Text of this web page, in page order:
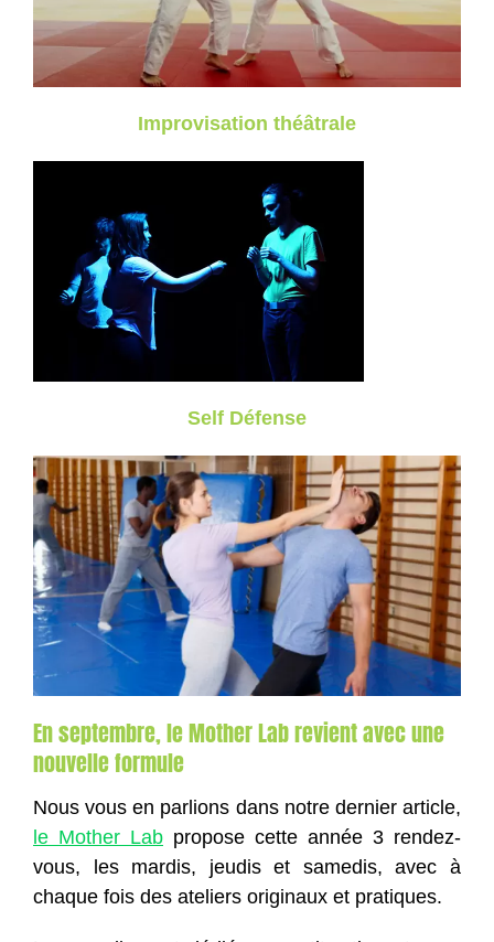
Improvisation théâtrale
Self Défense
En septembre, le Mother Lab revient avec une
nouvelle formule
Nous vous en parlions dans notre dernier article,
le Mother Lab propose cette année 3 rendez-
vous, les mardis, jeudis et samedis, avec à
chaque fois des ateliers originaux et pratiques.